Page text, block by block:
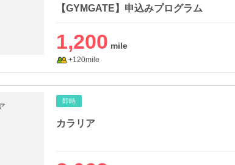
【GYMGATE】申込みプログラム
1,200
+120mile
即時
カラリア